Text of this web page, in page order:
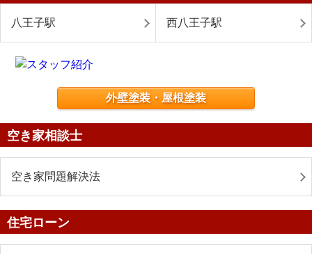
八王子駅 西八王子駅
外壁塗装・屋根塗装
空き家相談士
空き家問題解決法
住宅ローン